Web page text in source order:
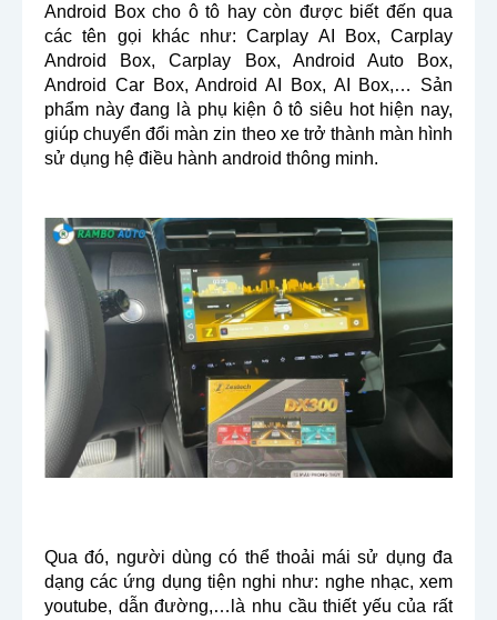
Android Box cho ô tô hay còn được biết đến qua
các tên gọi khác như: Carplay AI Box, Carplay
Android Box, Carplay Box, Android Auto Box,
Android Car Box, Android AI Box, AI Box,… Sản
phẩm này đang là phụ kiện ô tô siêu hot hiện nay,
giúp chuyển đổi màn zin theo xe trở thành màn hình
sử dụng hệ điều hành android thông minh.
Qua đó, người dùng có thể thoải mái sử dụng đa
dạng các ứng dụng tiện nghi như: nghe nhạc, xem
youtube, dẫn đường,…là nhu cầu thiết yếu của rất